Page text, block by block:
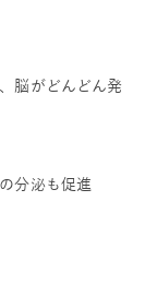
脳がどんどん発
分泌も促進